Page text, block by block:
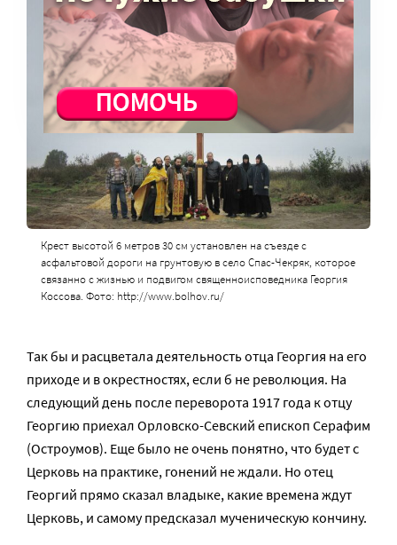
Крест высотой 6 метров 30 см установлен на съезде с
асфальтовой дороги на грунтовую в село Спас-Чекряк, которое
связанно с жизнью и подвигом священноисповедника Георгия
Коссова. Фото: http://www.bolhov.ru/
Так бы и расцветала деятельность отца Георгия на его
приходе и в окрестностях, если б не революция. На
следующий день после переворота 1917 года к отцу
Георгию приехал Орловско-Севский епископ Серафим
(Остроумов). Еще было не очень понятно, что будет с
Церковь на практике, гонений не ждали. Но отец
Георгий прямо сказал владыке, какие времена ждут
Церковь, и самому предсказал мученическую кончину.